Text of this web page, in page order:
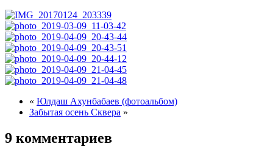
« Юлдаш Ахунбабаев (фотоальбом)
Забытая осень Сквера »
9 комментариев